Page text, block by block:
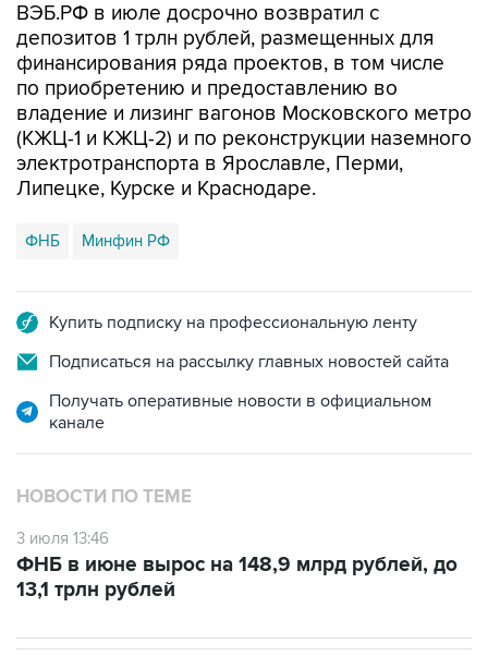
ВЭБ.РФ в июле досрочно возвратил с
депозитов 1 трлн рублей, размещенных для
финансирования ряда проектов, в том числе
по приобретению и предоставлению во
владение и лизинг вагонов Московского метро
(КЖЦ-1 и КЖЦ-2) и по реконструкции наземного
электротранспорта в Ярославле, Перми,
Липецке, Курске и Краснодаре.
ФНБ Минфин РФ
Купить подписку на профессиональную ленту
Подписаться на рассылку главных новостей сайта
Получать оперативные новости в официальном
канале
НОВОСТИ ПО ТЕМЕ
3 июля 13:46
ФНБ в июне вырос на 148,9 млрд рублей, до
13,1 трлн рублей